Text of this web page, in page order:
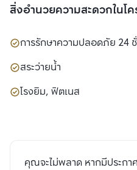
สิ่งอำนวยความสะดวกในโ
การรักษาความปลอดภัย 24
สระว่ายน้ำ
โรงยิม, ฟิตเนส
คุณจะไม่พลาด หากมีประกา